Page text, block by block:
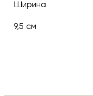
Ширина
9,5 см